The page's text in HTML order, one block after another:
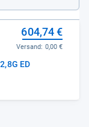
ED
604,74 €
Versand: 0,00 €